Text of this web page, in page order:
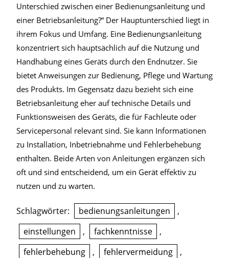
Unterschied zwischen einer Bedienungsanleitung und
einer Betriebsanleitung?“ Der Hauptunterschied liegt in
ihrem Fokus und Umfang. Eine Bedienungsanleitung
konzentriert sich hauptsächlich auf die Nutzung und
Handhabung eines Geräts durch den Endnutzer. Sie
bietet Anweisungen zur Bedienung, Pflege und Wartung
des Produkts. Im Gegensatz dazu bezieht sich eine
Betriebsanleitung eher auf technische Details und
Funktionsweisen des Geräts, die für Fachleute oder
Servicepersonal relevant sind. Sie kann Informationen
zu Installation, Inbetriebnahme und Fehlerbehebung
enthalten. Beide Arten von Anleitungen ergänzen sich
oft und sind entscheidend, um ein Gerät effektiv zu
nutzen und zu warten.
Schlagwörter: bedienungsanleitungen
,
einstellungen
, fachkenntnisse
,
fehlerbehebung
, fehlervermeidung
,